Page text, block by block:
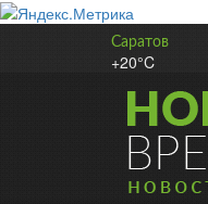
Саратов
+20°C